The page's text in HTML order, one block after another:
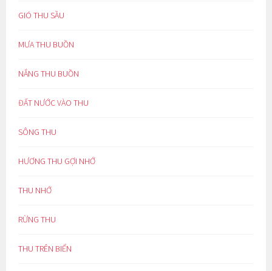
GIÓ THU SẦU
MƯA THU BUỒN
NẮNG THU BUỒN
ĐẤT NƯỚC VÀO THU
SÔNG THU
HƯƠNG THU GỢI NHỚ
THU NHỚ
RỪNG THU
THU TRÊN BIỂN